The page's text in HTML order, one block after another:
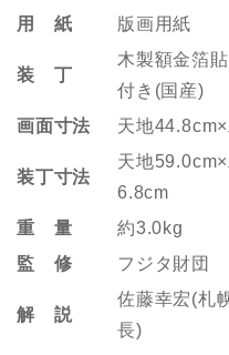
用 紙
版画用紙
装 丁
木製額金箔
付き(国産)
画面寸法
天地
装丁寸法
天地
6.8cm
重 量
約3.0kg
監 修
フジタ財団
解 説
佐藤幸宏(札
長)